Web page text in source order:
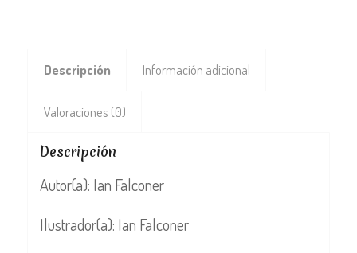
Descripción Información adicional
Valoraciones (0)
Descripción
Autor(a): Ian Falconer
Ilustrador(a): Ian Falconer